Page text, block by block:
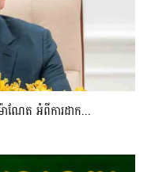
ែត អំពីការដាក...